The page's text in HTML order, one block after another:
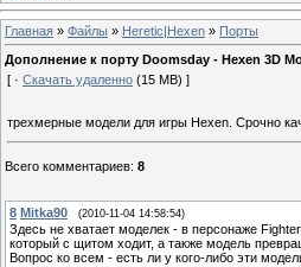
Главная » Файлы » Heretic|Hexen » Порты
Дополнение к порту Doomsday - Hexen 3D
[ · Скачать удаленно (15 MB) ]
трехмерные модели для игры Hexen. Срочно
Всего комментариев: 8
8 Mitka90 (2010-11-04 14:58:54)
Здесь не хватает моделек - в персонаже
который с щитом ходит, а также модель
Вопрос ко всем - есть ли у кого-либо эти